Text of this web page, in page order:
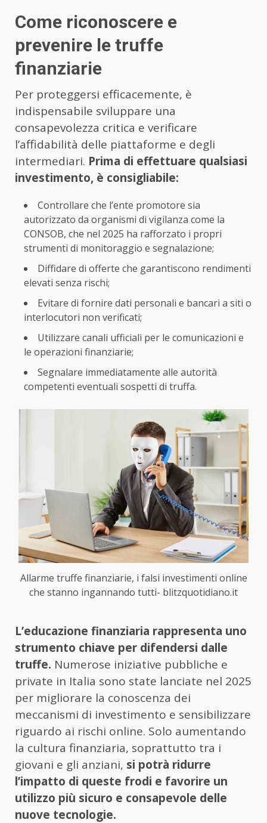
Come riconoscere e
prevenire le truffe
finanziarie
Per proteggersi efficacemente, è
indispensabile sviluppare una
consapevolezza critica e verificare
l’affidabilità delle piattaforme e degli
intermediari. Prima di effettuare qualsiasi
investimento, è consigliabile:
Controllare che l’ente promotore sia
autorizzato da organismi di vigilanza come la
CONSOB, che nel 2025 ha rafforzato i propri
strumenti di monitoraggio e segnalazione;
Diffidare di offerte che garantiscono rendimenti
elevati senza rischi;
Evitare di fornire dati personali e bancari a siti o
interlocutori non verificati;
Utilizzare canali ufficiali per le comunicazioni e
le operazioni finanziarie;
Segnalare immediatamente alle autorità
competenti eventuali sospetti di truffa.
Allarme truffe finanziarie, i falsi investimenti online
che stanno ingannando tutti- blitzquotidiano.it
L’educazione finanziaria rappresenta uno
strumento chiave per difendersi dalle
truffe. Numerose iniziative pubbliche e
private in Italia sono state lanciate nel 2025
per migliorare la conoscenza dei
meccanismi di investimento e sensibilizzare
riguardo ai rischi online. Solo aumentando
la cultura finanziaria, soprattutto tra i
giovani e gli anziani, si potrà ridurre
l’impatto di queste frodi e favorire un
utilizzo più sicuro e consapevole delle
nuove tecnologie.